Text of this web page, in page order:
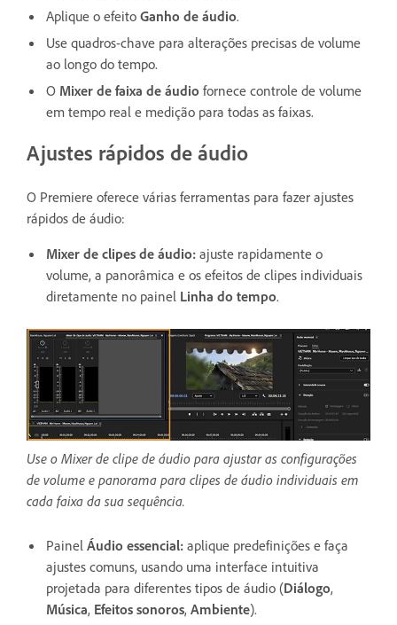
Aplique o efeito Ganho de áudio.
Use quadros-chave para alterações precisas de volume
ao longo do tempo.
O Mixer de faixa de áudio fornece controle de volume
em tempo real e medição para todas as faixas.
Ajustes rápidos de áudio
O Premiere oferece várias ferramentas para fazer ajustes
rápidos de áudio:
Mixer de clipes de áudio: ajuste rapidamente o
volume, a panorâmica e os efeitos de clipes individuais
diretamente no painel Linha do tempo.
Use o Mixer de clipe de áudio para ajustar as configurações
de volume e panorama para clipes de áudio individuais em
cada faixa da sua sequência.
Painel Áudio essencial: aplique predefinições e faça
ajustes comuns, usando uma interface intuitiva
projetada para diferentes tipos de áudio (Diálogo,
Música, Efeitos sonoros, Ambiente).